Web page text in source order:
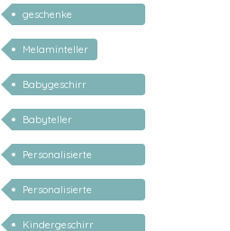
geschenke
personalisiert kinder
Melaminteller
Babygeschirr
personalisiert
Babyteller
personalisiert
Personalisierte
Babygeschenke
Personalisierte
Geschenke für Kinder
Kindergeschirr